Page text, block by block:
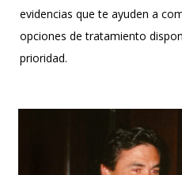
evidencias que te ayuden a
opciones de tratamiento
prioridad.